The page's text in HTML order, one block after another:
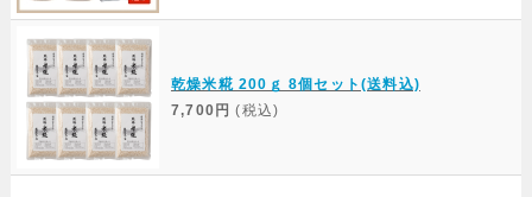
乾燥米糀 200ｇ 8個セット(送料込)
7,700円 (税込)